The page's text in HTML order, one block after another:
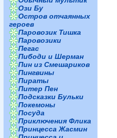
Ози Бу
Остров отчаянных
героев
Паровозик Тишка
Паровозики
Пегас
Пибоди и Шерман
Пин из Смешариков
Пингвины
Пираты
Питер Пен
Подсказки Бульки
Покемоны
Посуда
Приключения Флика
Принцесса Жасмин